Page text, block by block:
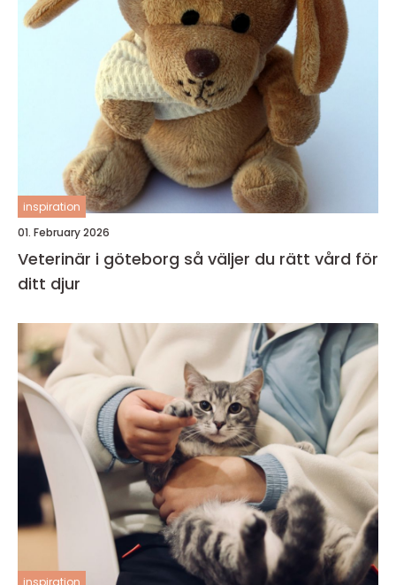
inspiration
01. February 2026
Veterinär i göteborg så väljer du rätt vård för
ditt djur